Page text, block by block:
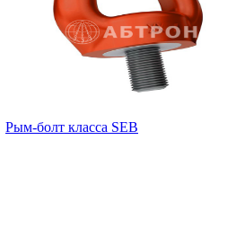
Рым-болт класса SEB